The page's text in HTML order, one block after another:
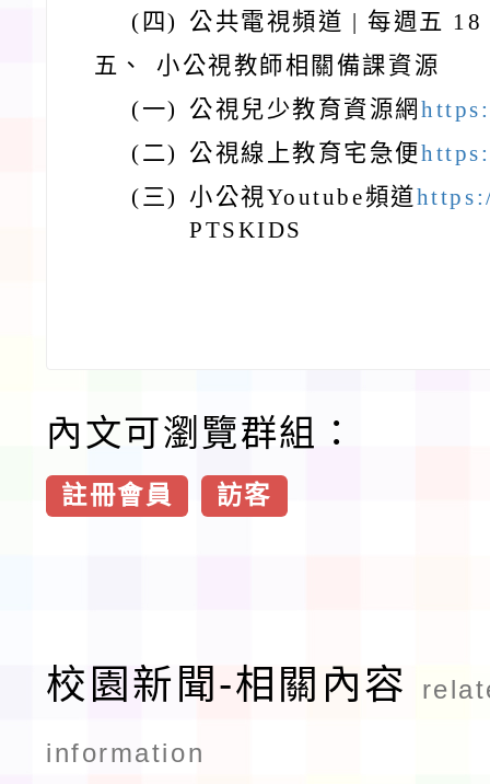
(四)
公共電視頻道 | 每週五
五、
小公視教師相關備課資源
(一)
公視兒少教育資源網
(二)
公視線上教育宅急便
(三) 小公視Youtube頻道
PTSKIDS
內文可瀏覽群組：
註冊會員 訪客
校園新聞-相關內容
information